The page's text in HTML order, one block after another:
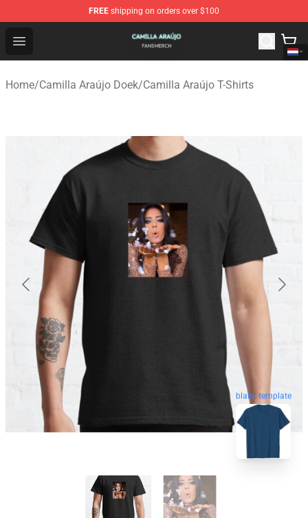
FREE shipping on orders over $100
Open menu
Camilla Araújo Shop - Official Camilla Araújo
Home/Camilla Araújo Doek/Camilla Araújo T-Shirts
blank template